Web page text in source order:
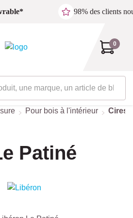
98% des clients
0
Pour bois à l'intérieur Cires
Patiné